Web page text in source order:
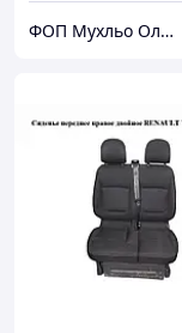
ФОП Мухльо Олег Олександрович